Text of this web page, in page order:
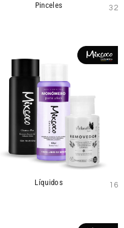
Pinceles 32
Líquidos 16